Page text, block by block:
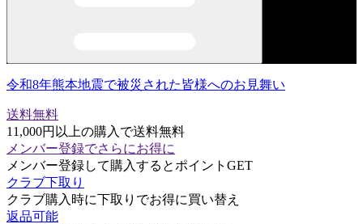
令和8年熊本地震で被災された皆様へのお見舞い
送料無料
11,000円以上の購入で送料無料
メンバー登録でさらにお得に
メンバー登録して購入するとポイントGET
クラブ下取り
クラブ購入時に下取りでお得に買い替え
返品可能